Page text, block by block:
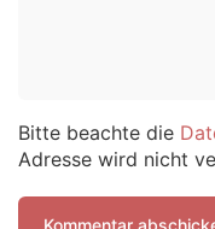
Bitte beachte die
Adresse wird nicht